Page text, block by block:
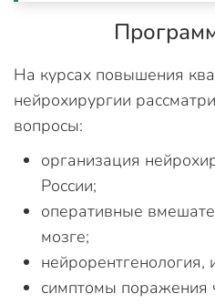
На курсах повышения
нейрохирургии
вопросы:
организация
России;
оперативные
мозге;
нейрорентгенология,
симптомы поражения